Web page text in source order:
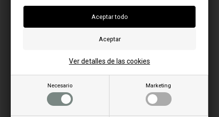
Necesario Marketing
Ver detalles de las cookies